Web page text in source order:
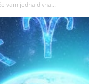
vam jedna divna...